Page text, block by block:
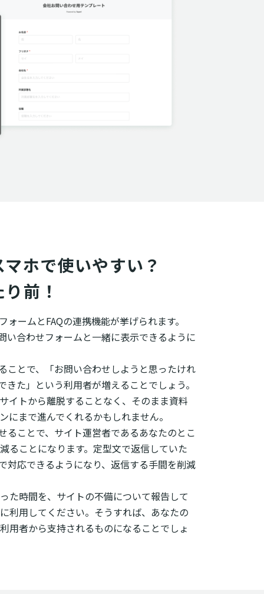
ホで使いやすい？
前！
ームとFAQの連携機能が挙げられます。
い合わせフォームと一緒に表示できるように
ことで、「お問い合わせしようと思ったけれ
きた」という利用者が増えることでしょう。
イトから離脱することなく、そのまま資料
にまで進んでくれるかもしれません。
ることで、サイト運営者であるあなたのとこ
ることになります。定型文で返信していた
対応できるようになり、返信する手間を削減
た時間を、サイトの不備について報告して
利用してください。そうすれば、あなたの
用者から支持されるものになることでしょ